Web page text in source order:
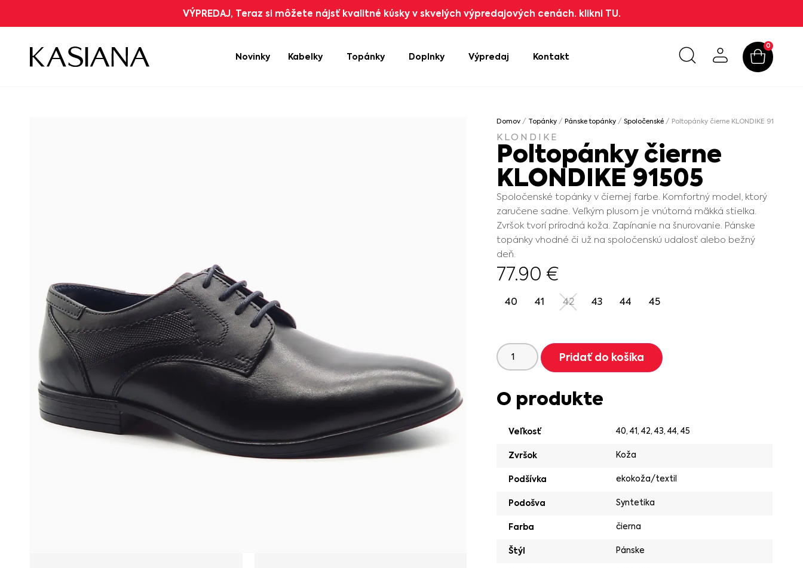
VÝPREDAJ, Teraz si môžete nájsť kvalitné kúsky v skvelých výpredajových cenách. klikni TU.
Novinky Kabelky Topánky Doplnky Výpredaj Kontakt
0
Domov / Topánky /Pánske topánky /Spoločenské / Poltopánky čierne KLONDIKE 91505
KLONDIKE
Poltopánky čierne
KLONDIKE 91505
Spoločenské topánky v čiernej farbe. Komfortný model, ktorý
zaručene sadne. Veľkým plusom je vnútorná mäkká stielka.
Zvršok tvorí prírodná koža. Zapínanie na šnurovanie. Pánske
topánky vhodné či už na spoločenskú udalosť alebo bežný
deň.
77.90€
40 41 42 43 44 45
Pridať do košíka
O produkte
Veľkosť 40,41,42,43,44,45
Zvršok Koža
Podšívka ekokoža/textil
Podošva Syntetika
Farba čierna
Štýl Pánske